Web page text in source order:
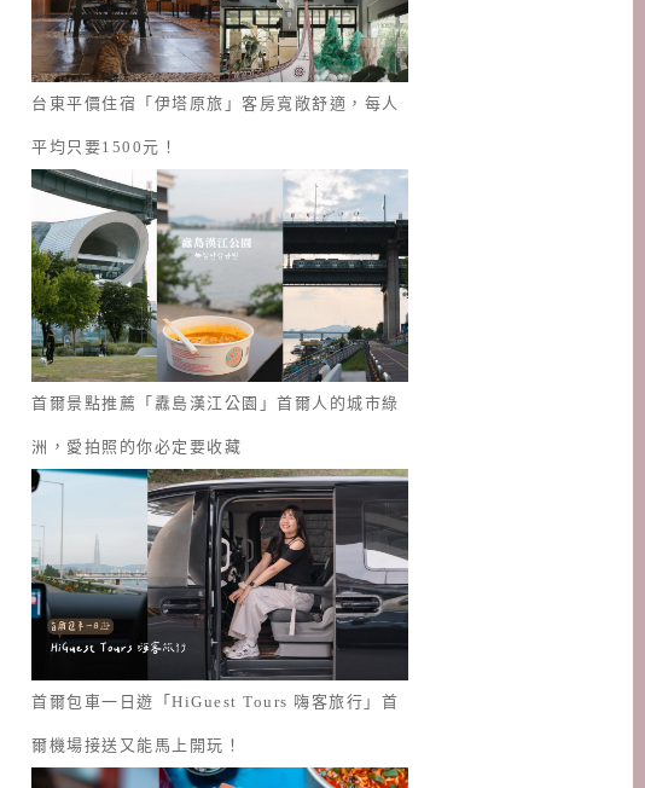
台東平價住宿「伊塔原旅」客房寬敞舒適，每人
平均只要1500元！
首爾景點推薦「纛島漢江公園」首爾人的城市綠
洲，愛拍照的你必定要收藏
首爾包車一日遊「HiGuest Tours 嗨客旅行」首
爾機場接送又能馬上開玩！